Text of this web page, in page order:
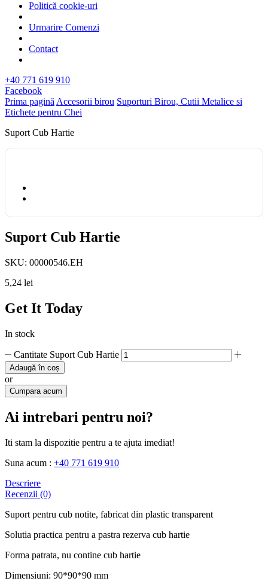
Politică cookie-uri
Urmarire Comenzi
Contact
+40 771 619 910
Facebook
Prima pagină Accesorii birou Suporturi Birou, Cutii Metalice si
Etichete pentru Chei
Suport Cub Hartie
Suport Cub Hartie
SKU: 00000546.EH
5,24 lei
Get It Today
In stock
Cantitate Suport Cub Hartie
Adaugă în coș
or
Cumpara acum
Ai intrebari pentru noi?
Iti stam la dispozitie pentru a te ajuta imediat!
Suna acum : +40 771 619 910
Descriere
Recenzii (0)
Suport pentru cub notite, fabricat din plastic transparent
Solutia practica pentru a pastra rezerva cub hartie
Forma patrata, nu contine cub hartie
Dimensiuni: 90*90*90 mm